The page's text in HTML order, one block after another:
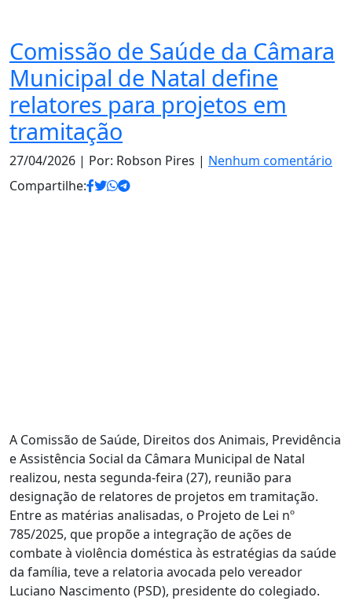
Comissão de Saúde da Câmara
Municipal de Natal define
relatores para projetos em
tramitação
27/04/2026 | Por: Robson Pires | Nenhum comentário
Compartilhe:
A Comissão de Saúde, Direitos dos Animais, Previdência
e Assistência Social da Câmara Municipal de Natal
realizou, nesta segunda-feira (27), reunião para
designação de relatores de projetos em tramitação.
Entre as matérias analisadas, o Projeto de Lei nº
785/2025, que propõe a integração de ações de
combate à violência doméstica às estratégias da saúde
da família, teve a relatoria avocada pelo vereador
Luciano Nascimento (PSD), presidente do colegiado.